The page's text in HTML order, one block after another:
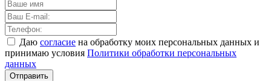
Даю согласие на обработку моих персональных данных и
принимаю условия Политики обработки персональных
данных
Отправить